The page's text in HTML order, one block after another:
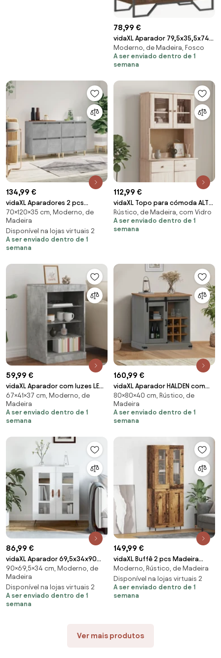
78,99 €
vidaXL Aparador 79,5x35,5x74,5
cm derivados madeira carvalho
castanho
Moderno, de Madeira, Fosco
A ser enviado dentro de 1
semana
134,99 €
vidaXL Aparadores 2 pcs
60x35x70 cm derivados de
madeira cinza cimento
70×120×35 cm, Moderno, de
Madeira
Disponível na lojas virtuais 2
A ser enviado dentro de 1
semana
112,99 €
vidaXL Topo para cómoda ALTA
77x30x92 cm madeira de pinho
maciça
Rústico, de Madeira, com Vidro
A ser enviado dentro de 1
semana
59,99 €
vidaXL Aparador com luzes LED
41x37x67 cm cinzento cimento
67×41×37 cm, Moderno, de
Madeira
A ser enviado dentro de 1
semana
160,99 €
vidaXL Aparador HALDEN com
porta de correr 80x40x80 cm
Madeira maciça
80×80×40 cm, Rústico, de
Madeira
A ser enviado dentro de 1
semana
86,99 €
vidaXL Aparador 69,5x34x90
cm madeira processada
branco brilhante
90×69,5×34 cm, Moderno, de
Madeira
Disponível na lojas virtuais 2
A ser enviado dentro de 1
semana
149,99 €
vidaXL Buffê 2 pcs Madeira
antiga Madeira processada
Moderno, Rústico, de Madeira
Disponível na lojas virtuais 2
A ser enviado dentro de 1
semana
Ver mais produtos